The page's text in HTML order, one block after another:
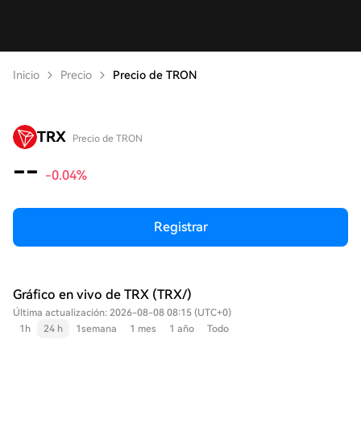
Inicio Precio Precio de TRON
TRX Precio de TRON
-- -0.04%
Registrar
Gráfico en vivo de TRX (TRX/)
Última actualización: 2026-08-08 08:15 (UTC+0)
1h
24 h 1semana 1 mes 1 año Todo